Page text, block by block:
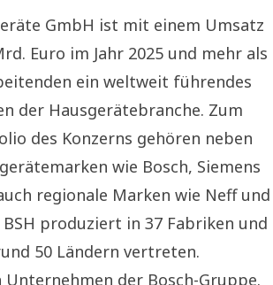
GmbH ist mit einem Umsatz
Euro im Jahr 2025 und mehr als
ein weltweit führendes
der Hausgerätebranche. Zum
des Konzerns gehören neben
wie Bosch, Siemens
regionale Marken wie Neff und
produziert in 37 Fabriken und
50 Ländern vertreten.
Unternehmen der Bosch-Gruppe.